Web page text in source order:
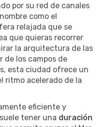
por su red de canales
como el
relajada que se
que quieras recorrer
la arquitectura de las
de los campos de
esta ciudad ofrece un
ritmo acelerado de la
eficiente y
suele tener una duración